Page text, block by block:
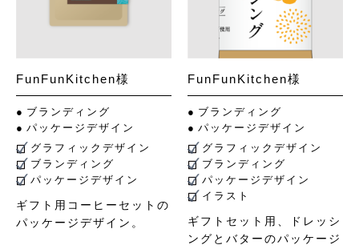
FunFunKitchen様
ブランディング
パッケージデザイン
グラフィックデザイン
ブランディング
パッケージデザイン
ギフト用コーヒーセットの
パッケージデザイン。
FunFunKitchen様
ブランディング
パッケージデザイン
グラフィックデザイン
ブランディング
パッケージデザイン
イラスト
ギフトセット用、ドレッシ
ングとバターのパッケージ